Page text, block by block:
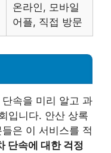
온라인, 모바일
어플, 직접 방문
속을 미리 알고 과
입니다. 안산 상록
은 이 서비스를 적
단속에 대한 걱정